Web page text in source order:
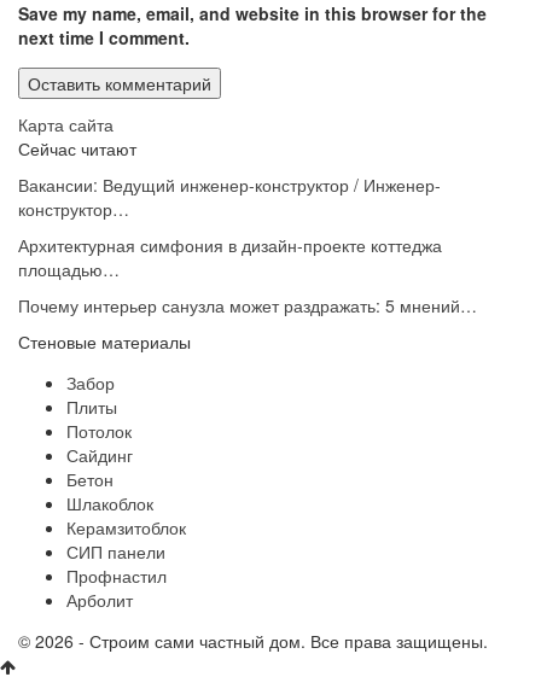
Save my name, email, and website in this browser for the
next time I comment.
Карта сайта
Сейчас читают
Вакансии: Ведущий инженер-конструктор / Инженер-
конструктор…
Архитектурная симфония в дизайн-проекте коттеджа
площадью…
Почему интерьер санузла может раздражать: 5 мнений…
Стеновые материалы
Забор
Плиты
Потолок
Сайдинг
Бетон
Шлакоблок
Керамзитоблок
СИП панели
Профнастил
Арболит
© 2026 - Строим сами частный дом. Все права защищены.